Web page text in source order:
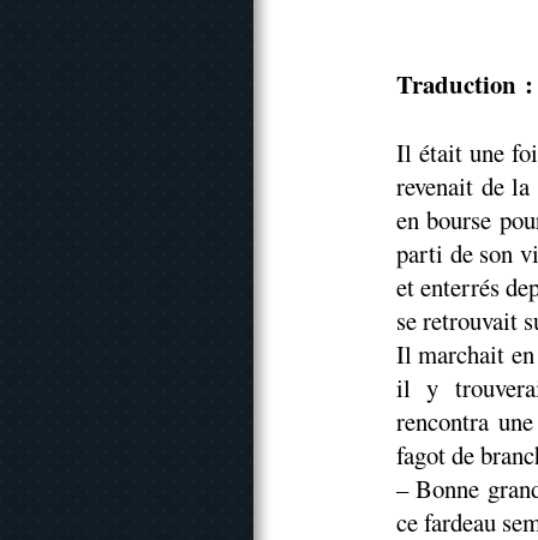
Traduction :
Il était une
revenait de
en bourse
parti de son
et enterrés
se retrouvait
Il marchait
il y
rencontra
fagot de
– Bonne
ce fardeau